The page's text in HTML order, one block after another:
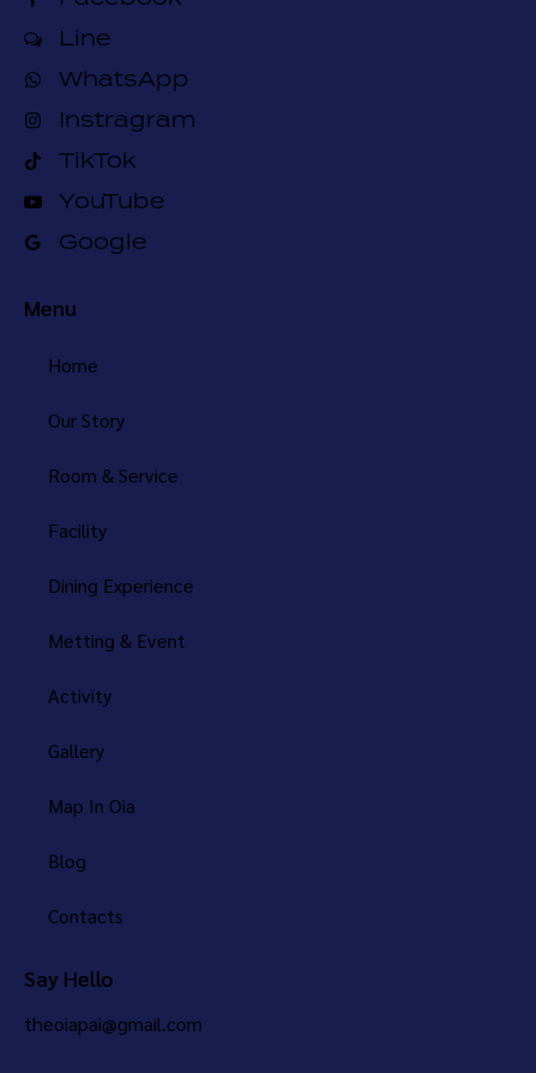
Line
WhatsApp
Instragram
TikTok
YouTube
Google
Menu
Home
Our Story
Room & Service
Facility
Dining Experience
Metting & Event
Activity
Gallery
Map In Oia
Blog
Contacts
Say Hello
theoiapai@gmail.com